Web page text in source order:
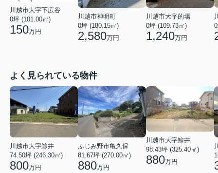
川越市大字下広谷
0坪 (101.00㎡)
150万円
川越市神明町
0坪 (180.15㎡)
2,580万円
川越市大字的場
0坪 (109.73㎡)
1,240万円
よく見られている物件
川越市大字鯨井
74.50坪 (246.30㎡)
800万円
ふじみ野市亀久保
81.67坪 (270.00㎡)
880万円
川越市大字鯨井
98.43坪 (325.40㎡)
880万円